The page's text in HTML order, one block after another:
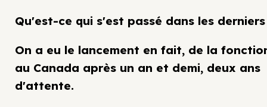
Qu'est-ce qui s'est passé dans les derniers
On a eu le lancement en fait, de la
au Canada après un an et demi, deux ans
d'attente.